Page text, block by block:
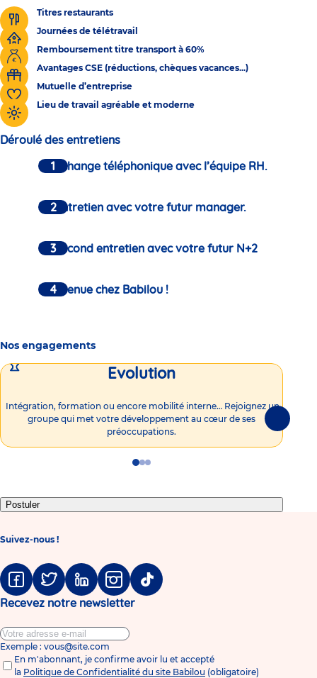
Titres restaurants
Journées de télétravail
Remboursement titre transport à 60%
Avantages CSE (réductions, chèques vacances...)
Mutuelle d’entreprise
Lieu de travail agréable et moderne
Déroulé des entretiens
Un échange téléphonique avec l’équipe RH.
Un entretien avec votre futur manager.
Un second entretien avec votre futur N+2
Bienvenue chez Babilou !
Nos engagements
Evolution
Intégration, formation ou encore mobilité interne… Rejoignez un
groupe qui met votre développement au cœur de ses
préoccupations.
Go
1
Go
2
Go
3
Postuler
Suivez-nous !
FacebookTwitter LinkedinInstagramTiktok
Recevez notre newsletter
Exemple : vous@site.com
En m'abonnant, je confirme avoir lu et accepté
la Politique de Confidentialité du site Babilou (obligatoire)